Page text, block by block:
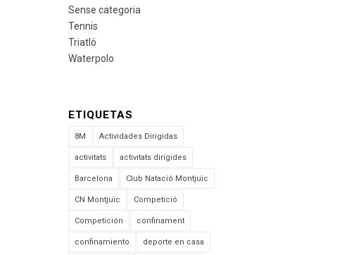
Sense categoria
Tennis
Triatló
Waterpolo
ETIQUETAS
8M Actividades Dirigidas
activitats activitats dirigides
Barcelona Club Natació Montjuïc
CN Montjuïc Competició
Competición confinament
confinamiento deporte en casa